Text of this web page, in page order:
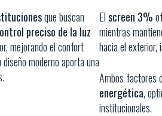
que buscan
preciso de la luz
mejorando el confort
diseño moderno aporta una
Elscreen 3%
mientras
hacia el exterior,
Ambos factores
energética,
institucionales.